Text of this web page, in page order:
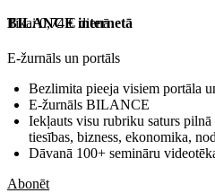
Tikai 0,74 € dienā
BILANCE internetā
E-žurnāls un portāls
Bezlimita pieeja visiem portāla
E-žurnāls BILANCE
Iekļauts visu rubriku saturs
tiesības, bizness, ekonomika,
Dāvanā 100+ semināru
Abonēt